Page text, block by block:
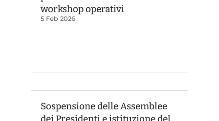
workshop operativi
5 Feb 2026
Sospensione delle Assemblee